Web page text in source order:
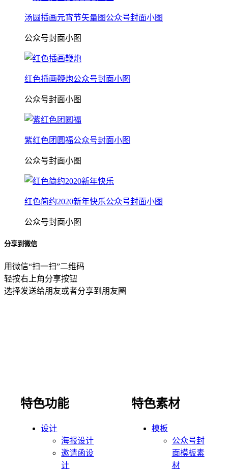
汤圆插画元宵节矢量图公众号封面小图
公众号封面小图
红色插画鞭炮公众号封面小图
公众号封面小图
紫红色团圆福公众号封面小图
公众号封面小图
红色简约2020新年快乐公众号封面小图
公众号封面小图
分享到微信
用微信“扫一扫”二维码
轻按右上角分享按钮
选择发送给朋友或者分享到朋友圈
特色功能
设计
海报设计
邀请函设
计
特色素材
模板
公众号封
面模板素
材